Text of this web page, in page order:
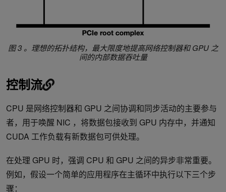
图 3 。理想的拓扑结构，最大限度地提高网络控制器和 GPU 之
间的内部数据吞吐量
控制流
CPU 是网络控制器和 GPU 之间协调和同步活动的主要参与
者，用于唤醒 NIC ，将数据包接收到 GPU 内存中，并通知
CUDA 工作负载有新数据包可供处理。
在处理 GPU 时，强调 CPU 和 GPU 之间的异步非常重要。
例如，假设一个简单的应用程序在主循环中执行以下三个步
骤：